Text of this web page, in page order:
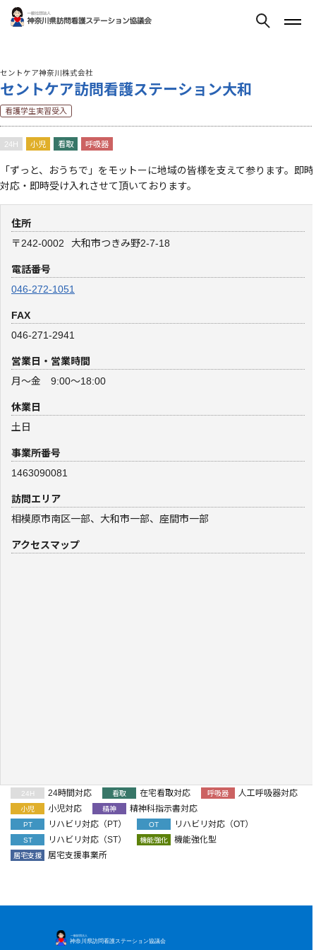
セントケア神奈川株式会社
セントケア訪問看護ステーション大和
看護学生実習受入
24H 小児 看取 呼吸器
「ずっと、おうちで」をモットーに地域の皆様を支えて参ります。即時
対応・即時受け入れさせて頂いております。
住所
〒242-0002
大和市つきみ野2-7-18
電話番号
046-272-1051
FAX
046-271-2941
営業日・営業時間
月～金 9:00～18:00
休業日
土日
事業所番号
1463090081
訪問エリア
相模原市南区一部、大和市一部、座間市一部
アクセスマップ
24H 24時間対応 看取 在宅看取対応 呼吸器 人工呼吸器対応
小児 小児対応 精神 精神科指示書対応
PT リハビリ対応（PT） OT リハビリ対応（OT）
ST リハビリ対応（ST） 機能強化 機能強化型
居宅支援 居宅支援事業所